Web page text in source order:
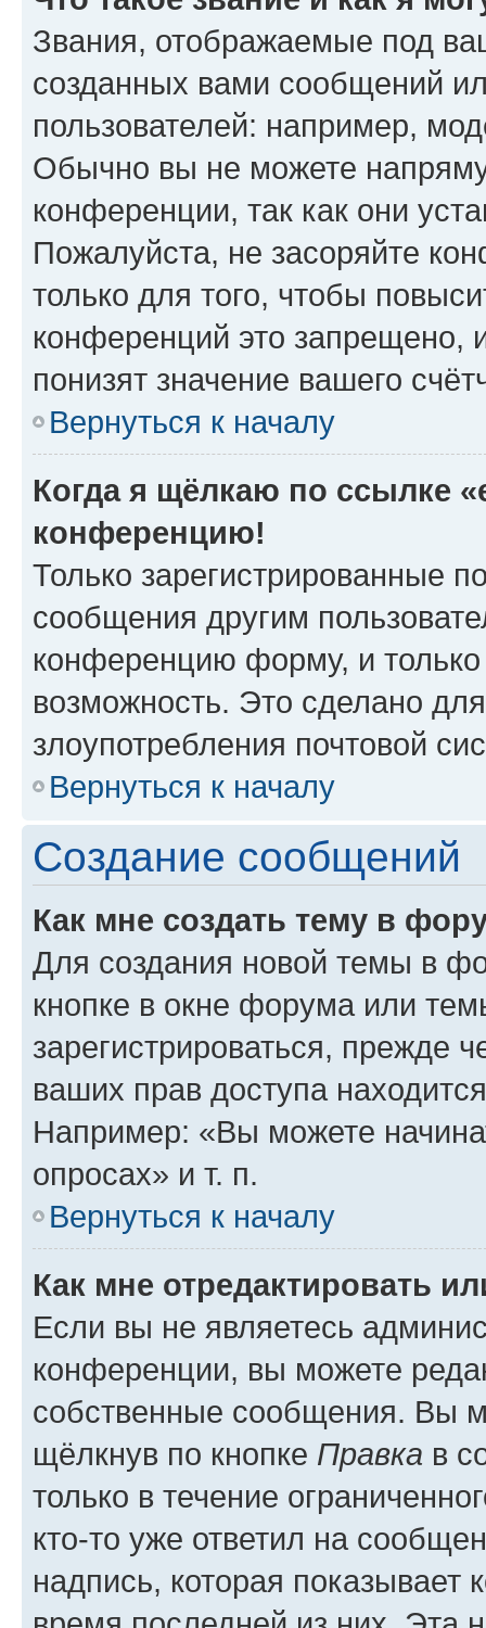
Звания, отображаемые под
созданных вами сообщений
пользователей: например,
Обычно вы не можете
конференции, так как они
Пожалуйста, не засоряйте
только для того, чтобы
конференций это запрещено,
понизят значение вашего
Вернуться к началу
Когда я щёлкаю по ссылке
конференцию!
Только зарегистрированные
сообщения другим
конференцию форму, и
возможность. Это сделано
злоупотребления почтовой
Вернуться к началу
Создание сообщений
Как мне создать тему в
Для создания новой темы в
кнопке в окне форума или
зарегистрироваться, прежде
ваших прав доступа
Например: «Вы можете
опросах» и т. п.
Вернуться к началу
Как мне отредактировать
Если вы не являетесь
конференции, вы можете
собственные сообщения. Вы
щёлкнув по кнопке Правка в
только в течение
кто-то уже ответил на
надпись, которая показывает